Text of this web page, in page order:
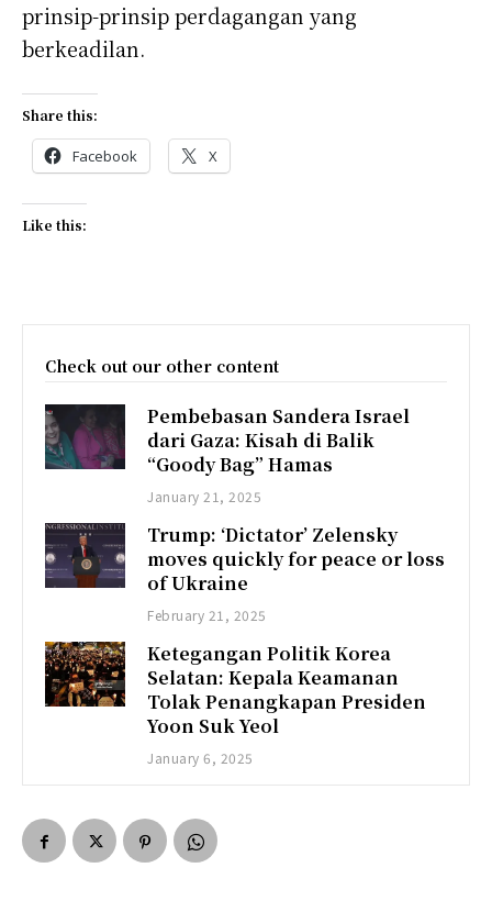
prinsip-prinsip perdagangan yang
berkeadilan.
Share this:
Facebook X
Like this:
Check out our other content
Pembebasan Sandera Israel
dari Gaza: Kisah di Balik
“Goody Bag” Hamas
January 21, 2025
Trump: ‘Dictator’ Zelensky
moves quickly for peace or loss
of Ukraine
February 21, 2025
Ketegangan Politik Korea
Selatan: Kepala Keamanan
Tolak Penangkapan Presiden
Yoon Suk Yeol
January 6, 2025